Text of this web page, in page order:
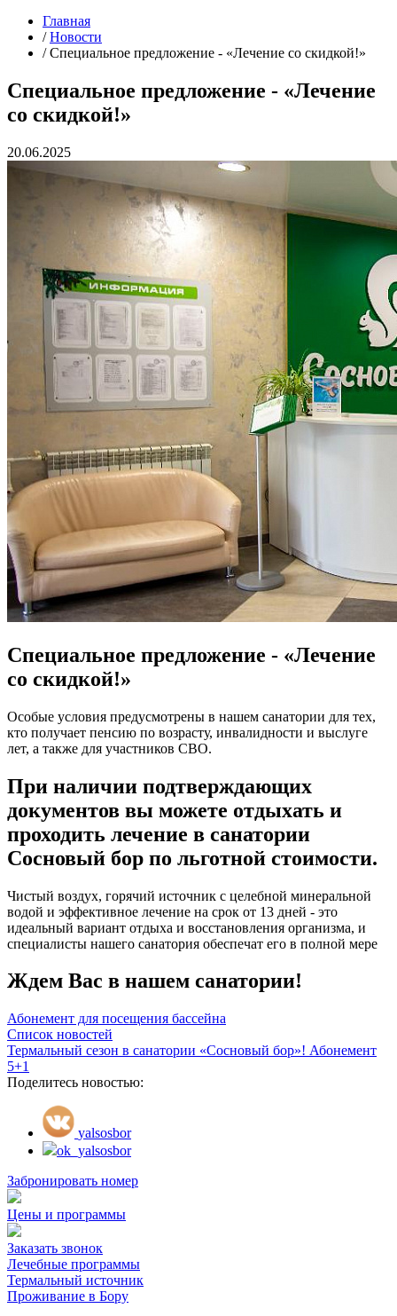
Главная
/Новости
/Специальное предложение - «Лечение со скидкой!»
Специальное предложение - «Лечение
со скидкой!»
20.06.2025
Специальное предложение - «Лечение
со скидкой!»
Особые условия предусмотрены в нашем санатории для тех,
кто получает пенсию по возрасту, инвалидности и выслуге
лет, а также для участников СВО.
При наличии подтверждающих
документов вы можете отдыхать и
проходить лечение в санатории
Сосновый бор по льготной стоимости.
Чистый воздух, горячий источник с целебной минеральной
водой и эффективное лечение на срок от 13 дней - это
идеальный вариант отдыха и восстановления организма, и
специалисты нашего санатория обеспечат его в полной мере
Ждем Вас в нашем санатории!
Абонемент для посещения бассейна
Список новостей
Термальный сезон в санатории «Сосновый бор»! Абонемент
5+1
Поделитесь новостью:
yalsosbor
ok_yalsosbor
Забронировать номер
Цены и программы
Заказать звонок
Лечебные программы
Термальный источник
Проживание в Бору